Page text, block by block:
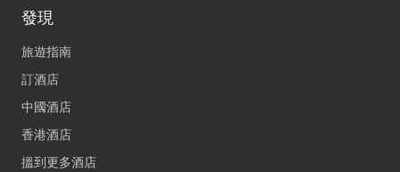
發現
旅遊指南
訂酒店
中國酒店
香港酒店
搵到更多酒店